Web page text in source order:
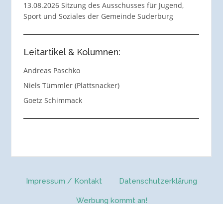
13.08.2026 Sitzung des Ausschusses für Jugend,
Sport und Soziales der Gemeinde Suderburg
Leitartikel & Kolumnen:
Andreas Paschko
Niels Tümmler (Plattsnacker)
Goetz Schimmack
Impressum / Kontakt Datenschutzerklärung
Werbung kommt an!